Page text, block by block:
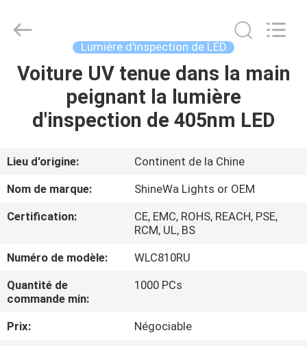
MAISON
PRODUITS
VIDÉOS
À
PROPOS
DE
NOUS
International
Trade
Rights
Reserved.
Lumière d'inspection de LED
Voiture UV tenue dans la main
peignant la lumière
d'inspection de 405nm LED
Lieu d'origine:
Continent de la Chine
Nom de marque:
ShineWa Lights or OEM
Certification:
CE, EMC, ROHS, REACH, PSE,
RCM, UL, BS
Numéro de modèle:
WLC810RU
Quantité de
commande min:
1000 PCs
Prix:
Négociable